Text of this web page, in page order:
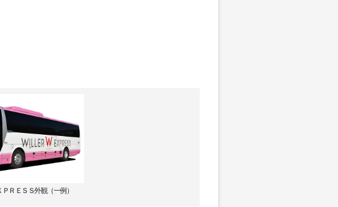
ＲＥＳＳ外観（一例）